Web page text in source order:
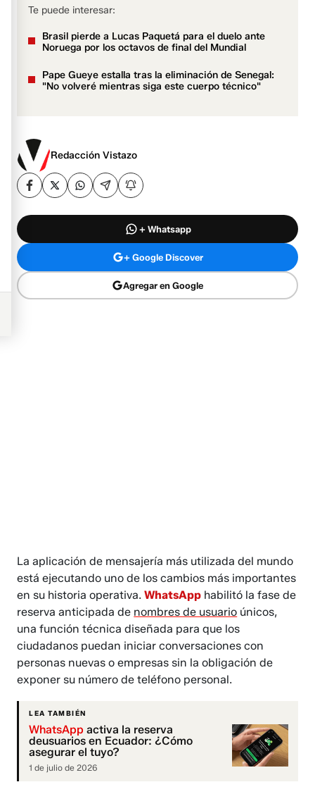
Te puede interesar:
Brasil pierde a Lucas Paquetá para el duelo ante
Noruega por los octavos de final del Mundial
Pape Gueye estalla tras la eliminación de Senegal:
"No volveré mientras siga este cuerpo técnico"
Redacción Vistazo
+ Whatsapp
+ Google Discover
Agregar en Google
La aplicación de mensajería más utilizada del mundo
está ejecutando uno de los cambios más importantes
en su historia operativa.WhatsApp habilitó la fase de
reserva anticipada de nombres de usuario únicos,
una función técnica diseñada para que los
ciudadanos puedan iniciar conversaciones con
personas nuevas o empresas sin la obligación de
exponer su número de teléfono personal.
LEA TAMBIÉN
WhatsApp activa la reserva
deusuarios en Ecuador: ¿Cómo
asegurar el tuyo?
1 de julio de 2026